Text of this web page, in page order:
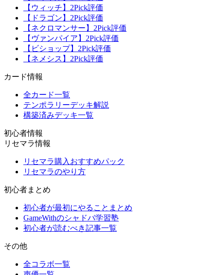
【ウィッチ】2Pick評価
【ドラゴン】2Pick評価
【ネクロマンサー】2Pick評価
【ヴァンパイア】2Pick評価
【ビショップ】2Pick評価
【ネメシス】2Pick評価
カード情報
全カード一覧
テンポラリーデッキ解説
構築済みデッキ一覧
初心者情報
リセマラ情報
リセマラ購入おすすめパック
リセマラのやり方
初心者まとめ
初心者が最初にやることまとめ
GameWithのシャドバ学習塾
初心者が読むべき記事一覧
その他
全コラボ一覧